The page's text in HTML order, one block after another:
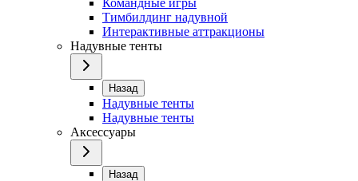
Тимбилдинг надувной
Интерактивные аттракционы
Надувные тенты
Назад
Надувные тенты
Надувные тенты
Аксессуары
Назад